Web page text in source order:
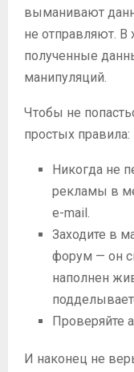
выманивают
не отправляют.
полученные
манипуляций.
Чтобы не
простых правила:
Никогда не
рекламы в
e-mail.
Заходите в
форум — он
наполнен
Проверяйте
И наконец не